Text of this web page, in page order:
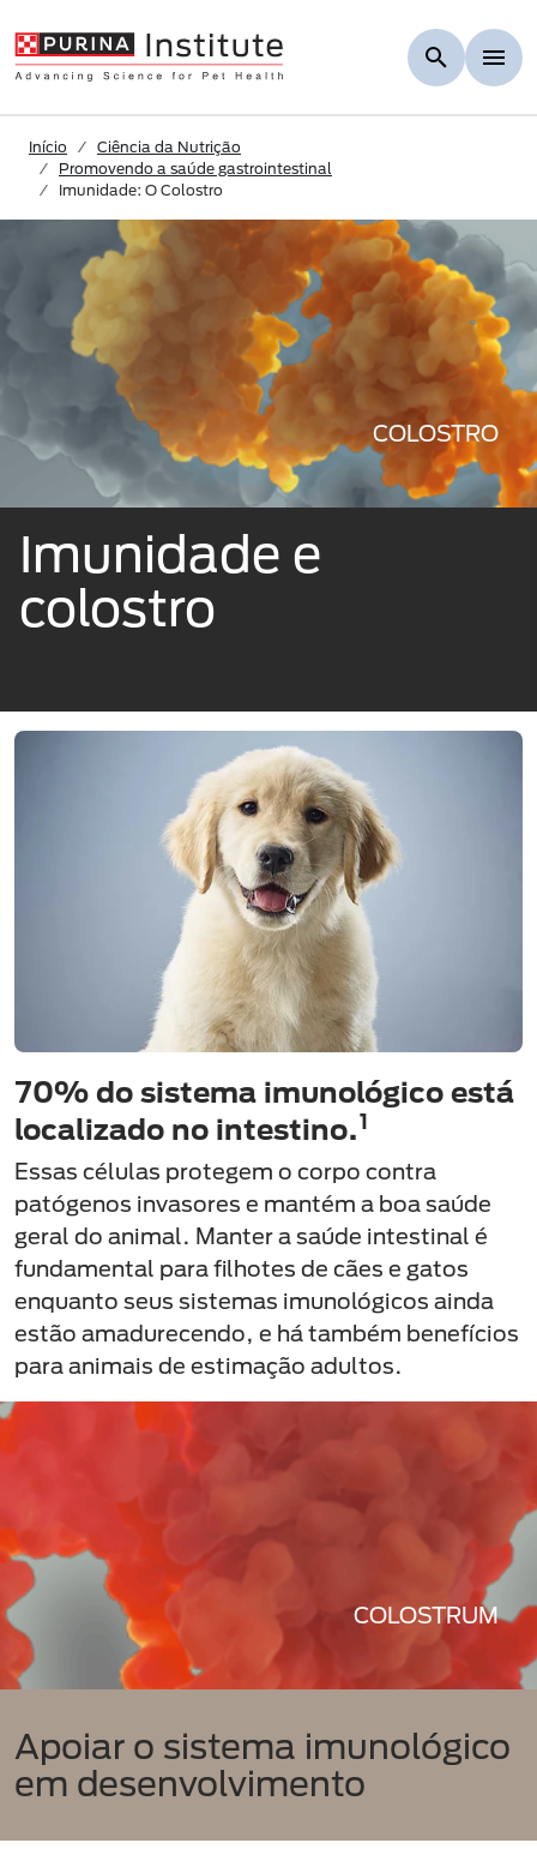
Início
Ciência da Nutrição
Promovendo a saúde gastrointestinal
Imunidade: O Colostro
COLOSTRO
Imunidade e
colostro
70% do sistema imunológico está
localizado no intestino.1
Essas células protegem o corpo contra
patógenos invasores e mantém a boa saúde
geral do animal. Manter a saúde intestinal é
fundamental para filhotes de cães e gatos
enquanto seus sistemas imunológicos ainda
estão amadurecendo, e há também benefícios
para animais de estimação adultos.
COLOSTRUM
Apoiar o sistema imunológico
em desenvolvimento